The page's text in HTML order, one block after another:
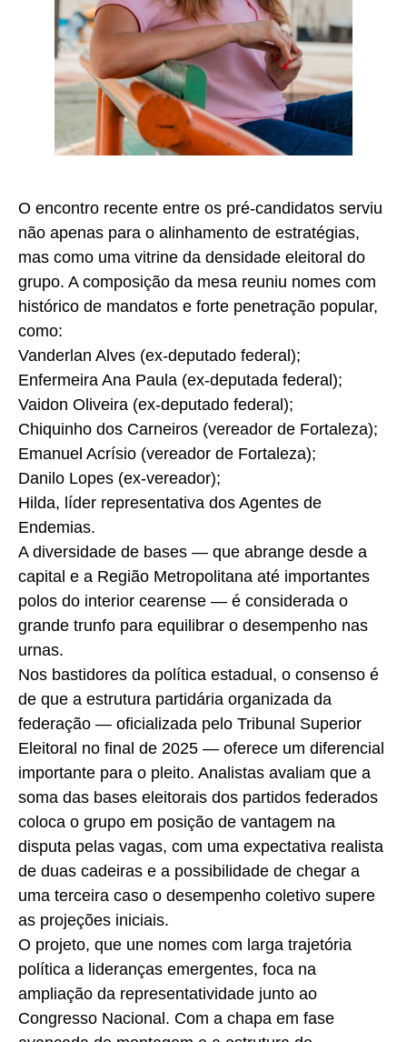
O encontro recente entre os pré-candidatos serviu
não apenas para o alinhamento de estratégias,
mas como uma vitrine da densidade eleitoral do
grupo. A composição da mesa reuniu nomes com
histórico de mandatos e forte penetração popular,
como:
Vanderlan Alves (ex-deputado federal);
Enfermeira Ana Paula (ex-deputada federal);
Vaidon Oliveira (ex-deputado federal);
Chiquinho dos Carneiros (vereador de Fortaleza);
Emanuel Acrísio (vereador de Fortaleza);
Danilo Lopes (ex-vereador);
Hilda, líder representativa dos Agentes de
Endemias.
A diversidade de bases — que abrange desde a
capital e a Região Metropolitana até importantes
polos do interior cearense — é considerada o
grande trunfo para equilibrar o desempenho nas
urnas.
Nos bastidores da política estadual, o consenso é
de que a estrutura partidária organizada da
federação — oficializada pelo Tribunal Superior
Eleitoral no final de 2025 — oferece um diferencial
importante para o pleito. Analistas avaliam que a
soma das bases eleitorais dos partidos federados
coloca o grupo em posição de vantagem na
disputa pelas vagas, com uma expectativa realista
de duas cadeiras e a possibilidade de chegar a
uma terceira caso o desempenho coletivo supere
as projeções iniciais.
O projeto, que une nomes com larga trajetória
política a lideranças emergentes, foca na
ampliação da representatividade junto ao
Congresso Nacional. Com a chapa em fase